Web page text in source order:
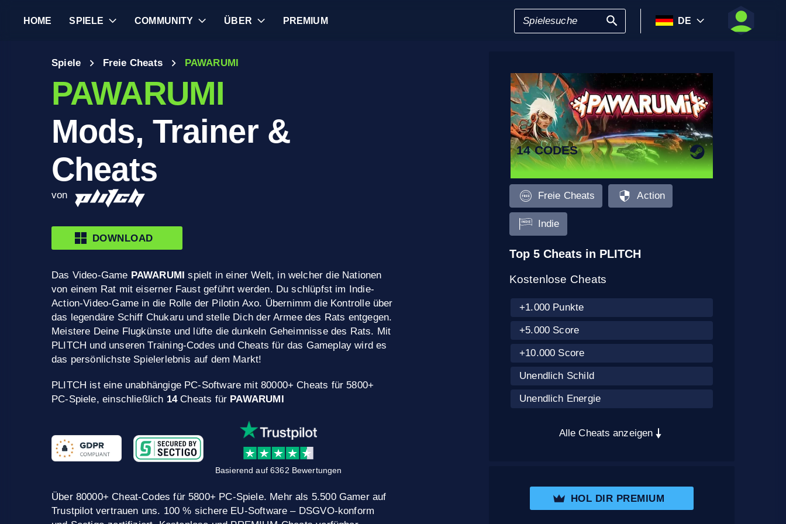
HOME SPIELE COMMUNITY ÜBER PREMIUM DE
Spiele Freie Cheats PAWARUMI
PAWARUMI
Mods, Trainer &
Cheats
von
DOWNLOAD
Das Video-Game PAWARUMI spielt in einer Welt, in welcher die Nationen
von einem Rat mit eiserner Faust geführt werden. Du schlüpfst im Indie-
Action-Video-Game in die Rolle der Pilotin Axo. Übernimm die Kontrolle über
das legendäre Schiff Chukaru und stelle Dich der Armee des Rats entgegen.
Meistere Deine Flugkünste und lüfte die dunkeln Geheimnisse des Rats. Mit
PLITCH und unseren Training-Codes und Cheats für das Gameplay wird es
das persönlichste Spielerlebnis auf dem Markt!
PLITCH ist eine unabhängige PC-Software mit 80000+ Cheats für 5800+
PC-Spiele, einschließlich 14Cheats für PAWARUMI
Basierend auf 6362 Bewertungen
Über 80000+ Cheat-Codes für 5800+ PC-Spiele. Mehr als 5.500 Gamer auf
Trustpilot vertrauen uns. 100 % sichere EU-Software – DSGVO-konform
14 CODES
Freie Cheats Action
Indie
Top 5 Cheats in PLITCH
Kostenlose Cheats
+1.000 Punkte
+5.000 Score
+10.000 Score
Unendlich Schild
Unendlich Energie
Alle Cheats anzeigen
HOL DIR PREMIUM